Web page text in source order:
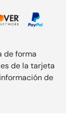
de forma
de la tarjeta
de